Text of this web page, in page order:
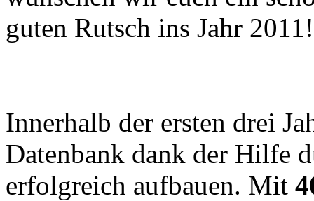
guten Rutsch ins Jahr 2011!
Innerhalb der ersten drei
Datenbank dank der Hilfe
erfolgreich aufbauen. Mit